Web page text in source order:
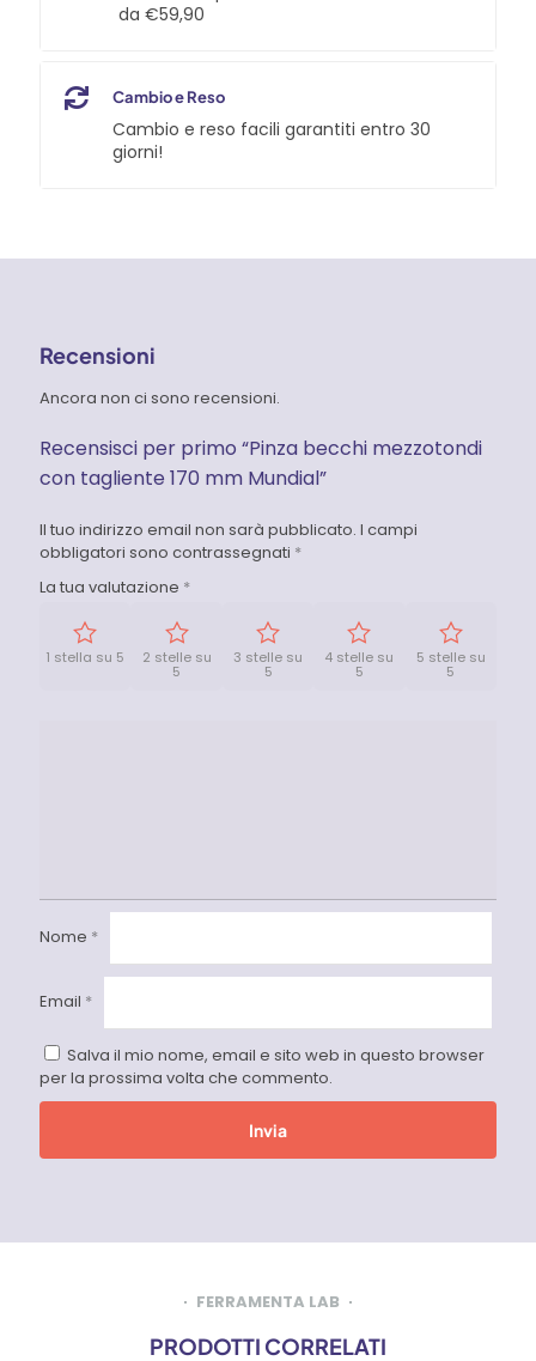
da €59,90
Cambio e Reso
Cambio e reso facili garantiti entro 30
giorni!
Recensioni
Ancora non ci sono recensioni.
Recensisci per primo “Pinza becchi mezzotondi
con tagliente 170 mm Mundial”
Il tuo indirizzo email non sarà pubblicato. I campi
obbligatori sono contrassegnati *
La tua valutazione *
1 stella su 5 2 stelle su
5
3 stelle su
5
4 stelle su
5
5 stelle su
5
Nome *
Email *
Salva il mio nome, email e sito web in questo browser
per la prossima volta che commento.
FERRAMENTA LAB
PRODOTTI CORRELATI